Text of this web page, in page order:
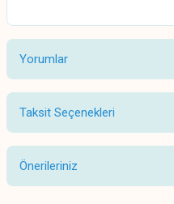
Yorumlar
Bu ürüne ilk
Taksit Seçenekleri
Önerileriniz